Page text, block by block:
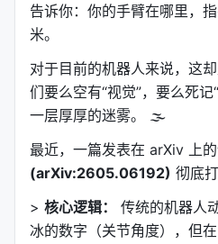
告诉你：你的手臂在哪里，
米。
对于目前的机器人来说，这
们要么空有“视觉”，要么死
一层厚厚的迷雾。 🌫️
最近，一篇发表在 arXiv 上
(arXiv:2605.06192) 彻底
> 核心逻辑：
传统的机器人
冰的数字（关节角度），但